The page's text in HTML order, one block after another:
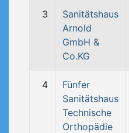
3
Sanitätshaus
Arnold
GmbH &
Co.KG
4
Fünfer
Sanitätshaus
Technische
Orthopädie